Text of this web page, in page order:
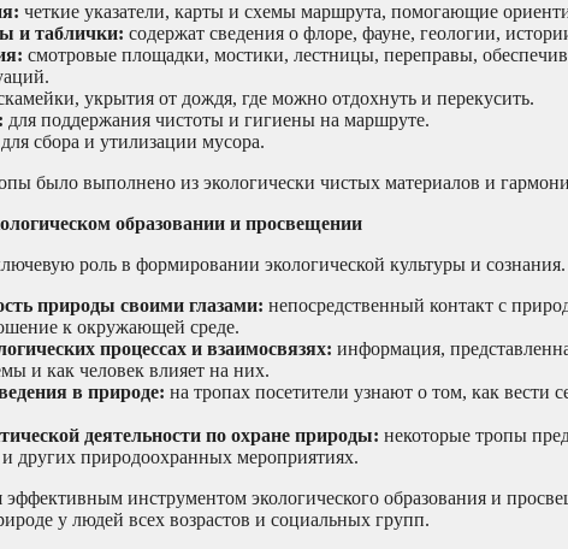
четкие указатели, карты и схемы маршрута, помогающие
и таблички: содержат сведения о флоре, фауне, геологии,
смотровые площадки, мостики, лестницы, переправы,
укрытия от дождя, где можно отдохнуть и перекусить.
для поддержания чистоты и гигиены на маршруте.
для сбора и утилизации мусора.
было выполнено из экологически чистых материалов и
образовании и просвещении
роль в формировании экологической культуры и
природы своими глазами: непосредственный контакт с
к окружающей среде.
процессах и взаимосвязях: информация,
и как человек влияет на них.
в природе: на тропах посетители узнают о том, как вести
деятельности по охране природы: некоторые тропы
и других природоохранных мероприятиях.
эффективным инструментом экологического образования и
у людей всех возрастов и социальных групп.